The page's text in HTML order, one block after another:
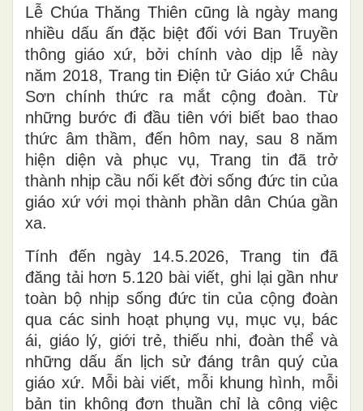
Lễ Chúa Thăng Thiên cũng là ngày mang
nhiều dấu ấn đặc biệt đối với Ban Truyền
thông giáo xứ, bởi chính vào dịp lễ này
năm 2018, Trang tin Điện tử Giáo xứ Châu
Sơn chính thức ra mắt cộng đoàn. Từ
những bước đi đầu tiên với biết bao thao
thức âm thầm, đến hôm nay, sau 8 năm
hiện diện và phục vụ, Trang tin đã trở
thành nhịp cầu nối kết đời sống đức tin của
giáo xứ với mọi thành phần dân Chúa gần
xa.
Tính đến ngày 14.5.2026, Trang tin đã
đăng tải hơn 5.120 bài viết, ghi lại gần như
toàn bộ nhịp sống đức tin của cộng đoàn
qua các sinh hoạt phụng vụ, mục vụ, bác
ái, giáo lý, giới trẻ, thiếu nhi, đoàn thể và
những dấu ấn lịch sử đáng trân quý của
giáo xứ. Mỗi bài viết, mỗi khung hình, mỗi
bản tin không đơn thuần chỉ là công việc